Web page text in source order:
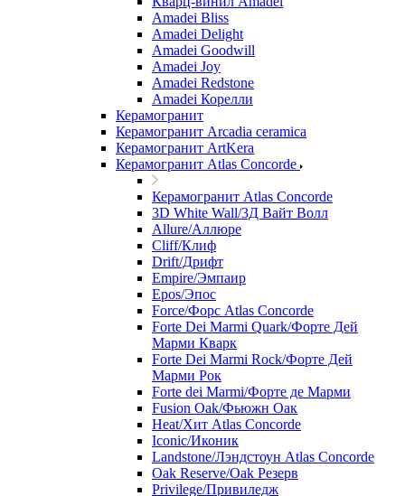
Amadei Bliss
Amadei Delight
Amadei Goodwill
Amadei Joy
Amadei Redstone
Amadei Корелли
Керамогранит
Керамогранит Arcadia ceramica
Керамогранит ArtKera
Керамогранит Atlas Concorde
Керамогранит Atlas Concorde
3D White Wall/3Д Вайт Волл
Allure/Аллюрe
Cliff/Клиф
Drift/Дрифт
Empire/Эмпаир
Epos/Эпос
Force/Фoрс Atlas Concorde
Forte Dei Marmi Quark/Форте Дей
Марми Кварк
Forte Dei Marmi Rock/Форте Дей
Марми Рок
Forte dei Marmi/Форте де Марми
Fusion Oak/Фьюжн Оак
Heat/Xит Atlas Concorde
Iconic/Иконик
Landstone/Лэндстоун Atlas Concorde
Oak Reserve/Оak Резepв
Privilege/Привиледж